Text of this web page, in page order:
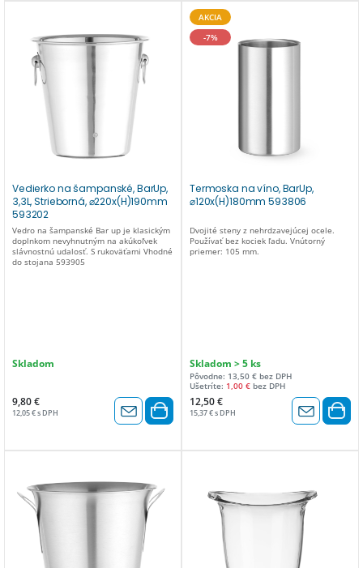
Vedierko na šampanské, BarUp,
3,3L, Strieborná, ⌀220x(H)190mm
593202
Vedro na šampanské Bar up je klasickým
doplnkom nevyhnutným na akúkoľvek
slávnostnú udalosť. S rukoväťami Vhodné
do stojana 593905
Skladom
9,80 €
12,05 € s DPH
AKCIA
-7%
Termoska na víno, BarUp,
⌀120x(H)180mm 593806
Dvojité steny z nehrdzavejúcej ocele.
Používať bez kociek ľadu. Vnútorný
priemer: 105 mm.
Skladom > 5 ks
Pôvodne: 13,50 € bez DPH
Ušetríte: 1,00 € bez DPH
12,50 €
15,37 € s DPH